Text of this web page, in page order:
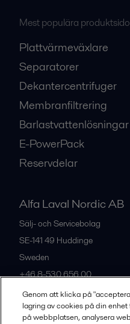
Mest populära
Plattvärmeväxlare
Separatorer
Dekantercentrifuger
Membranfiltrering
Barlastvattenlösningar
E-PowerPack
Reservdelar
Alfa Laval Nordic AB
Sälj- och Servicebolag
SE-141 49 Huddinge
Sweden
+46 8-530 656 00
Alla kontor och
Genom att klicka på
lagring av cookies på din
på webbplatsen, analysera